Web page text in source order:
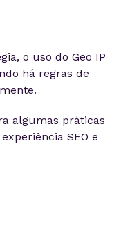
o uso do Geo IP
há regras de
algumas práticas
SEO e